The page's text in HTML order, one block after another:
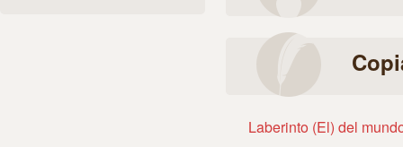
Laberinto (El) del